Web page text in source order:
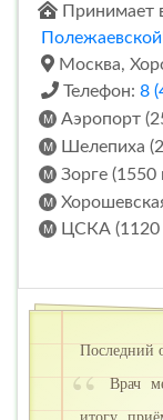
Принимает
Полежаевской
Москва,
Телефон: 8
Аэропорт
Шелепиха
Зорге (1550
ЦСКА (1120
Последний
Врач